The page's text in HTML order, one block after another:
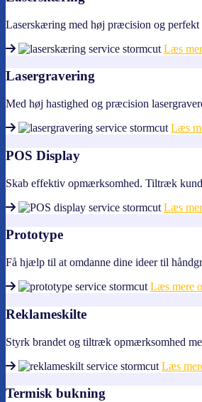
Laserskæring med høj præcision og perfekt
Læs
Lasergravering
Med høj hastighed og præcision
Læs
POS Display
Skab effektiv opmærksomhed. Tiltræk
Læs
Prototype
Få hjælp til at omdanne dine ideer til
Læs mere
Reklameskilte
Styrk brandet og tiltræk opmærksomhed
Læs
Termisk bukning